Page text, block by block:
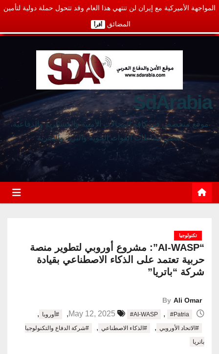
المواجهة الأميركية مع إيران لن تنتهي هذا العام وقد تتحول حملة دولية لتأمين
المضائق أقرأ
SdArabia
موقع متخصص في كافة المجالات الأمنية والعسكرية والدفاعية،
يغطي نشاطات القوات الجوية والبرية والبحرية
تكنولوجيا
“AI-WASP”: مشروع أوروبي لتطوير منصة
حربية تعتمد على الذكاء الاصطناعي بقيادة
شركة “باتريا”
By Ali Omar
#AI-WASP , #Patria
, #أوروبا ,
#الاتحاد الأوروبي , #الذكاء الاصطناعي ,
#شركة الدفاع والتكنولوجيا
باتريا